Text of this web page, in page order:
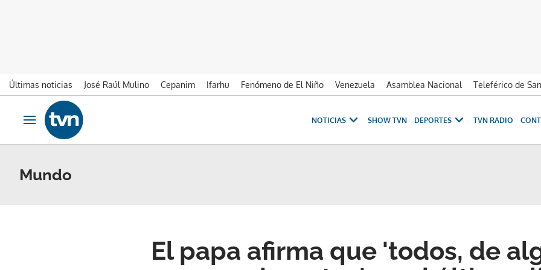
Últimas noticias José Raúl Mulino Cepanim Ifarhu Fenómeno de El Niño Venezuela Asamblea Nacional Teleférico de
Ir al contenido
Obrir navegació
NOTICIAS SHOW TVN DEPORTES TVN RADIO
Mundo
El papa afirma que 'todos, de